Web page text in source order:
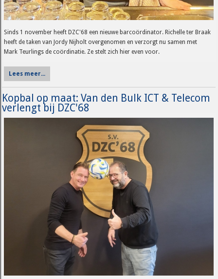
Sinds 1 november heeft DZC'68 een nieuwe barcoördinator. Richelle ter Braak
heeft de taken van Jordy Nijholt overgenomen en verzorgt nu samen met
Mark Teurlings de coördinatie. Ze stelt zich hier even voor.
Lees meer...
Kopbal op maat: Van den Bulk ICT & Telecom
verlengt bij DZC'68